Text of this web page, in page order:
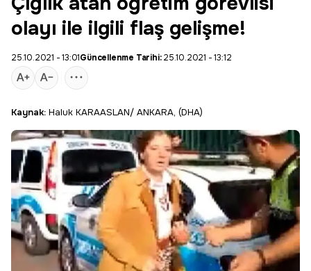
olayı ile ilgili flaş gelişme!
25.10.2021 - 13:01Güncellenme Tarihi:25.10.2021 - 13:12
Kaynak: Haluk KARAASLAN/ ANKARA, (DHA)